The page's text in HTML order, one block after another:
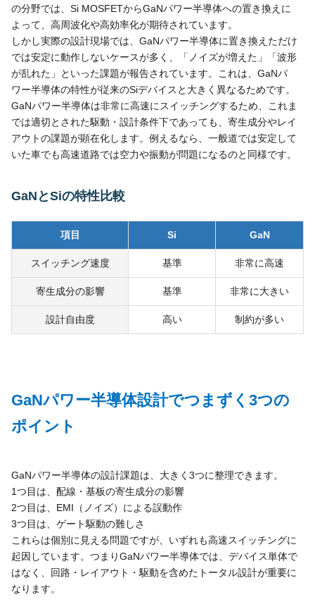
の分野では、Si MOSFETからGaNパワー半導体への置き換えに
よって、高周波化や高効率化が期待されています。
しかし実際の設計現場では、GaNパワー半導体に置き換えただけ
では安定に動作しないケースが多く、「ノイズが増えた」「波形
が乱れた」といった課題が報告されています。これは、GaNパ
ワー半導体の特性が従来のSiデバイスと大きく異なるためです。
GaNパワー半導体は非常に高速にスイッチングするため、これま
では適切とされた駆動・設計条件下であっても、寄生成分やレイ
アウトの課題が顕在化します。例えるなら、一般道では安定して
いた車でも高速道路では空力や振動が問題になるのと同様です。
GaNとSiの特性比較
項目 Si GaN
スイッチング速度 基準 非常に高速
寄生成分の影響 基準 非常に大きい
設計自由度 高い 制約が多い
GaNパワー半導体設計でつまずく3つの
ポイント
GaNパワー半導体の設計課題は、大きく3つに整理できます。
1つ目は、配線・基板の寄生成分の影響
2つ目は、EMI（ノイズ）による誤動作
3つ目は、ゲート駆動の難しさ
これらは個別に見える問題ですが、いずれも高速スイッチングに
起因しています。つまりGaNパワー半導体では、デバイス単体で
はなく、回路・レイアウト・駆動を含めたトータル設計が重要に
なります。